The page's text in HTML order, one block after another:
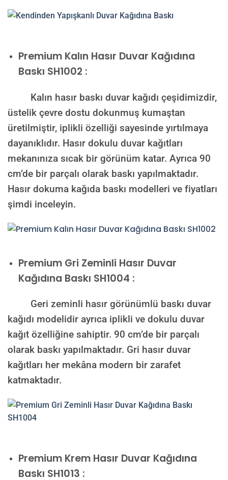
Premium Kalın Hasır Duvar Kağıdına
Baskı SH1002 :
Kalın hasır baskı duvar kağıdı çeşidimizdir,
üstelik çevre dostu dokunmuş kumaştan
üretilmiştir, iplikli özelliği sayesinde yırtılmaya
dayanıklıdır. Hasır dokulu duvar kağıtları
mekanınıza sıcak bir görünüm katar. Ayrıca 90
cm’de bir parçalı olarak baskı yapılmaktadır.
Hasır dokuma kağıda baskı modelleri ve fiyatları
şimdi inceleyin.
Premium Gri Zeminli Hasır Duvar
Kağıdına Baskı SH1004 :
Geri zeminli hasır görünümlü baskı duvar
kağıdı modelidir ayrıca iplikli ve dokulu duvar
kağıt özelliğine sahiptir. 90 cm’de bir parçalı
olarak baskı yapılmaktadır. Gri hasır duvar
kağıtları her mekâna modern bir zarafet
katmaktadır.
Premium Krem Hasır Duvar Kağıdına
Baskı SH1013 :